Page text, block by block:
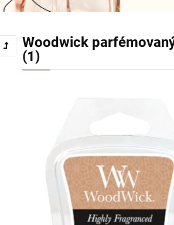
Woodwick
(1)